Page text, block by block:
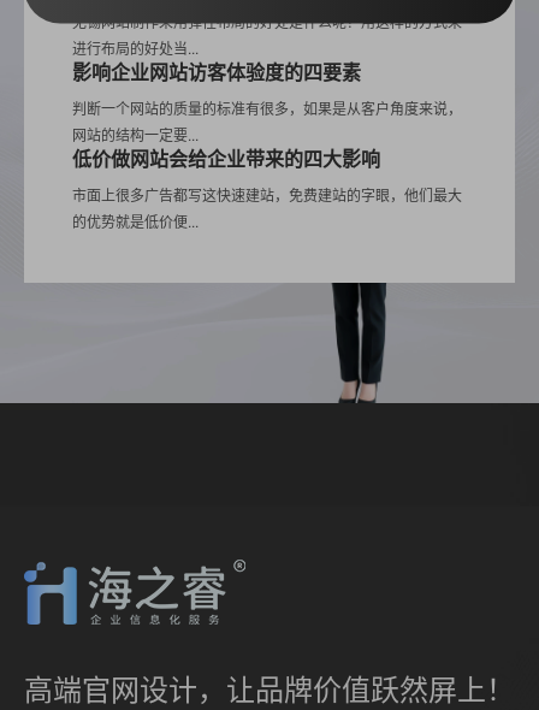
无锡网站制作采用弹性布局的好处是什么呢？用这样的方式来
进行布局的好处当...
影响企业网站访客体验度的四要素
判断一个网站的质量的标准有很多，如果是从客户角度来说，
网站的结构一定要...
低价做网站会给企业带来的四大影响
市面上很多广告都写这快速建站，免费建站的字眼，他们最大
的优势就是低价便...
高端官网设计，让品牌价值跃然屏上！